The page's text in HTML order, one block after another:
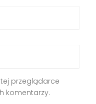
przeglądarce
komentarzy.